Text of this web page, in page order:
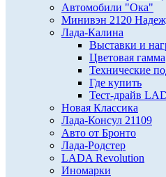
Автомобили "Ока"
Минивэн 2120
Лада-Калина
Выставки и
Цветовая гамма
Технические
Где купить
Тест-драйв
Новая Классика
Лада-Консул 21109
Авто от Бронто
Лада-Родстер
LADA Revolution
Иномарки